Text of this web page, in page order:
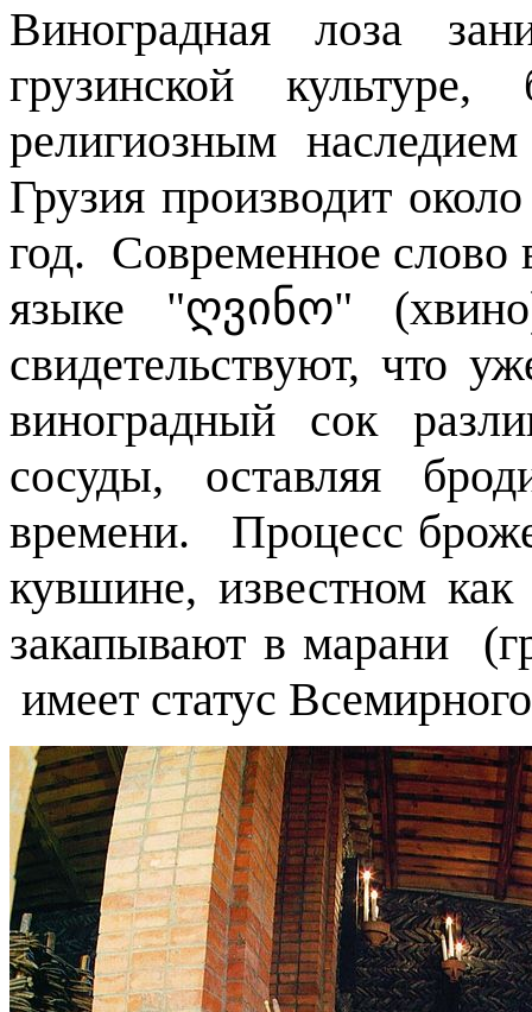
Виноградная лоза
грузинской
религиозным
Грузия производит
год. Современное слово
языке "ღვინო"
свидетельствуют, что
виноградный сок
сосуды, оставляя
времени. Процесс
кувшине, известном как
закапывают в марани
имеет статус